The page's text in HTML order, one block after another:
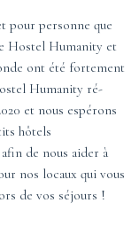
pour personne que
Hostel Humanity et
ont été fortement
Humanity ré-
et nous espérons
hôtels
de nous aider à
nos locaux qui vous
de vos séjours !